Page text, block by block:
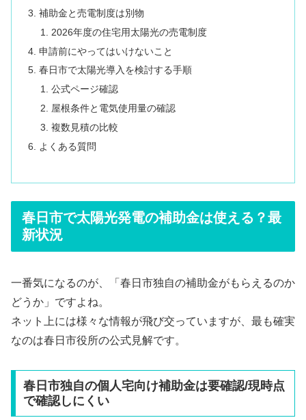
補助金と売電制度は別物
2026年度の住宅用太陽光の売電制度
申請前にやってはいけないこと
春日市で太陽光導入を検討する手順
公式ページ確認
屋根条件と電気使用量の確認
複数見積の比較
よくある質問
春日市で太陽光発電の補助金は使える？最
新状況
一番気になるのが、「春日市独自の補助金がもらえるのか
どうか」ですよね。
ネット上には様々な情報が飛び交っていますが、最も確実
なのは春日市役所の公式見解です。
春日市独自の個人宅向け補助金は要確認/現時点
で確認しにくい